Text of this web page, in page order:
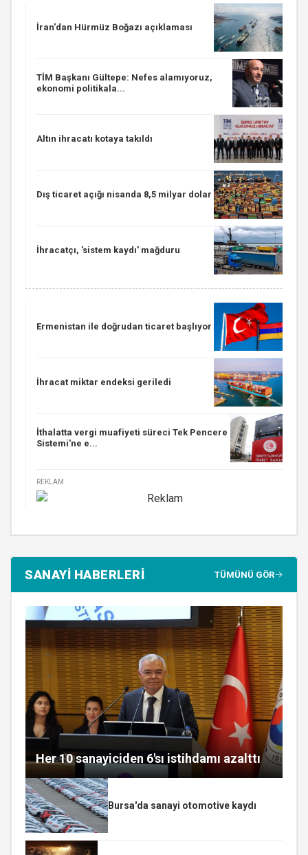
İran'dan Hürmüz Boğazı açıklaması
TİM Başkanı Gültepe: Nefes alamıyoruz,
ekonomi politikala...
Altın ihracatı kotaya takıldı
Dış ticaret açığı nisanda 8,5 milyar dolar
İhracatçı, 'sistem kaydı' mağduru
Ermenistan ile doğrudan ticaret başlıyor
İhracat miktar endeksi geriledi
İthalatta vergi muafiyeti süreci Tek Pencere
Sistemi'ne e...
REKLAM
SANAYİ HABERLERİ TÜMÜNÜ GÖR
Her 10 sanayiciden 6'sı istihdamı azalttı
Bursa'da sanayi otomotive kaydı